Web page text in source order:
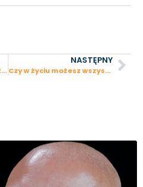
Michał Sadowski: Grozili, że mnie dojadą – o budowie i sprzedaży Brand24, zdrowiu i psychice foundera
NASTĘPNY
Czy w życiu możesz wszystko? Martyna Albrecht